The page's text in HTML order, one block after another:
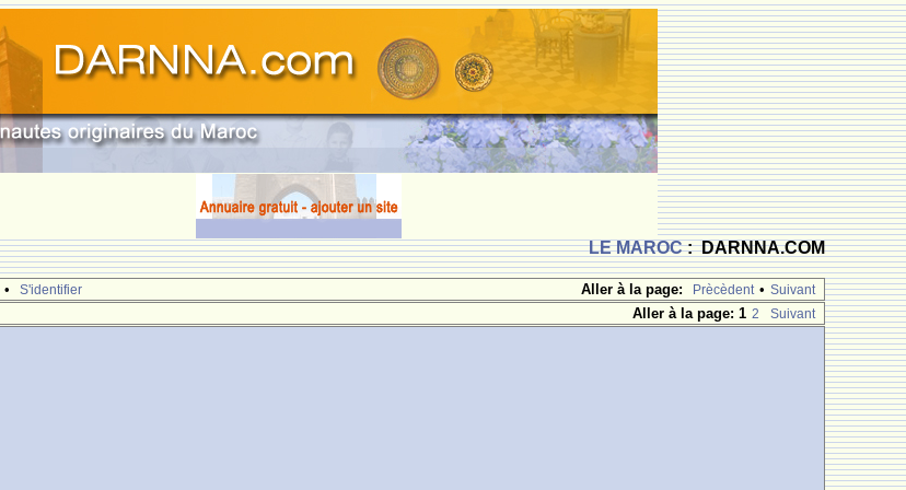
LE MAROC: DARNNA.COM
Aller à la page:
Prècèdent • Suivant
• S'identifier
Aller à la page: 1 2 Suivant